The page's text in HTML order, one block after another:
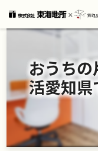
おうちの
活愛知県